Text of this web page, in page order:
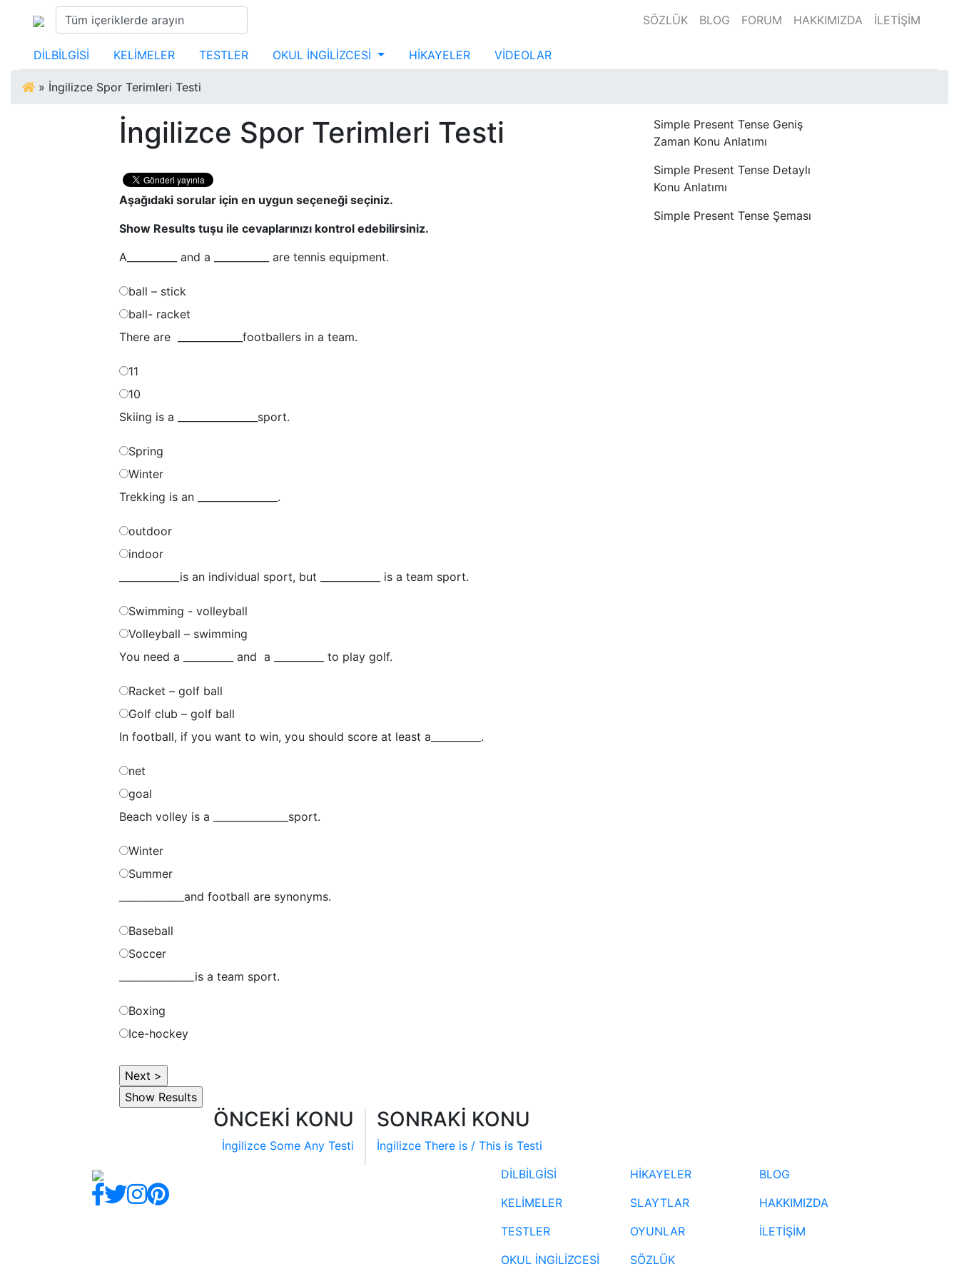
SÖZLÜK BLOG FORUM HAKKIMIZDA İLETİŞİM
DİLBİLGİSİ KELİMELER TESTLER OKUL İNGİLİZCESİ HİKAYELER VİDEOLAR
» İngilizce Spor Terimleri Testi
İngilizce Spor Terimleri Testi
Aşağıdaki sorular için en uygun seçeneği seçiniz.
Show Results tuşu ile cevaplarınızı kontrol edebilirsiniz.
A__________ and a ___________ are tennis equipment.
ball – stick
ball- racket
There are _____________footballers in a team.
11
10
Skiing is a ________________sport.
Spring
Winter
Trekking is an ________________.
outdoor
indoor
____________is an individual sport, but ____________ is a team sport.
Swimming - volleyball
Volleyball – swimming
You need a __________ and a __________ to play golf.
Racket – golf ball
Golf club – golf ball
In football, if you want to win, you should score at least a__________.
net
goal
Beach volley is a _______________sport.
Winter
Summer
_____________and football are synonyms.
Baseball
Soccer
_______________is a team sport.
Boxing
Ice-hockey
ÖNCEKİ KONU
İngilizce Some Any Testi
SONRAKİ KONU
İngilizce There is / This is Testi
Simple Present Tense Geniş
Zaman Konu Anlatımı
Simple Present Tense Detaylı
Konu Anlatımı
Simple Present Tense Şeması
DİLBİLGİSİ
KELİMELER
TESTLER
OKUL İNGİLİZCESİ
HİKAYELER
SLAYTLAR
OYUNLAR
SÖZLÜK
BLOG
HAKKIMIZDA
İLETİŞİM